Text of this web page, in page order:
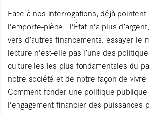
Face à nos interrogations, déjà
l’emporte-pièce : l’État n’a plus
vers d’autres financements, essayer le
lecture n’est-elle pas l’une des
culturelles les plus fondamentales du
notre société et de notre façon de vivre
Comment fonder une politique publique
l’engagement financier des puissances